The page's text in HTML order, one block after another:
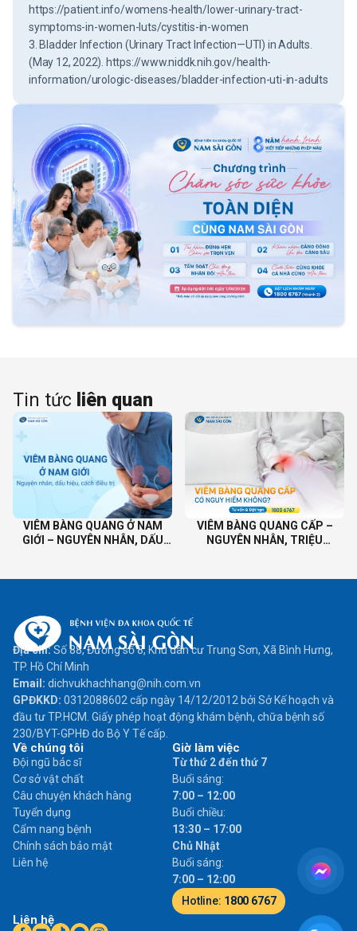
https://patient.info/womens-health/lower-urinary-tract-
symptoms-in-women-luts/cystitis-in-women
3. Bladder Infection (Urinary Tract Infection—UTI) in Adults.
(May 12, 2022). https://www.niddk.nih.gov/health-
information/urologic-diseases/bladder-infection-uti-in-adults
Tin tức liên quan
VIÊM BÀNG QUANG Ở NAM
GIỚI – NGUYÊN NHÂN, DẤU
VIÊM BÀNG QUANG CẤP –
NGUYÊN NHÂN, TRIỆU
Địa chỉ:Số 88, Đường số 8, Khu dân cư Trung Sơn, Xã Bình Hưng,
TP. Hồ Chí Minh
Email: dichvukhachhang@nih.com.vn
GPĐKKD: 0312088602 cấp ngày 14/12/2012 bởi Sở Kế hoạch và
đầu tư TP.HCM. Giấy phép hoạt động khám bệnh, chữa bệnh số
230/BYT-GPHĐ do Bộ Y Tế cấp.
Về chúng tôi
Đội ngũ bác sĩ
Cơ sở vật chất
Câu chuyện khách hàng
Tuyển dụng
Cẩm nang bệnh
Chính sách bảo mật
Liên hệ
Giờ làm việc
Từ thứ 2 đến thứ 7
Buổi sáng:
7:00 – 12:00
Buổi chiều:
13:30 – 17:00
Chủ Nhật
Buổi sáng:
7:00 – 12:00
Hotline: 1800 6767
Liên hệ